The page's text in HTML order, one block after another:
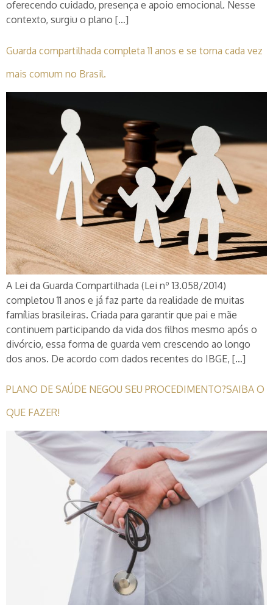
oferecendo cuidado, presença e apoio emocional. Nesse
contexto, surgiu o plano […]
Guarda compartilhada completa 11 anos e se torna cada vez
mais comum no Brasil.
A Lei da Guarda Compartilhada (Lei nº 13.058/2014)
completou 11 anos e já faz parte da realidade de muitas
famílias brasileiras. Criada para garantir que pai e mãe
continuem participando da vida dos filhos mesmo após o
divórcio, essa forma de guarda vem crescendo ao longo
dos anos. De acordo com dados recentes do IBGE, […]
PLANO DE SAÚDE NEGOU SEU PROCEDIMENTO?SAIBA O
QUE FAZER!